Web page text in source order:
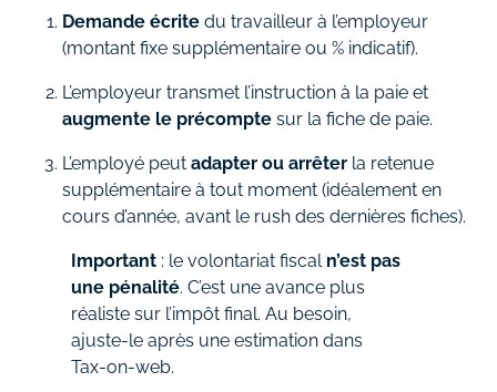
Demande écrite du travailleur à l’employeur
(montant fixe supplémentaire ou % indicatif).
L’employeur transmet l’instruction à la paie et
augmente le précompte sur la fiche de paie.
L’employé peut adapter ou arrêter la retenue
supplémentaire à tout moment (idéalement en
cours d’année, avant le rush des dernières fiches).
Important : le volontariat fiscal n’est pas
une pénalité. C’est une avance plus
réaliste sur l’impôt final. Au besoin,
ajuste‑le après une estimation dans
Tax‑on‑web.